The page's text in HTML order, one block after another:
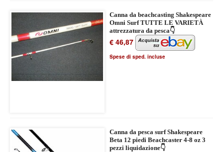
Canna da beachcasting Shakespeare
Omni Surf TUTTE LE VARIETÀ
attrezzatura da pesca👇
€ 46,87
Spese di sped. incluse
Canna da pesca surf Shakespeare
Beta 12 piedi Beachcaster 4-8 oz 3
pezzi liquidazione👇